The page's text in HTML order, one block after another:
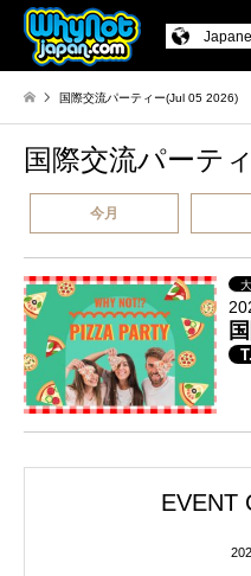
国際交流パーティー(Jul 05 2026)
国際交流パーテ
今月
EVENT